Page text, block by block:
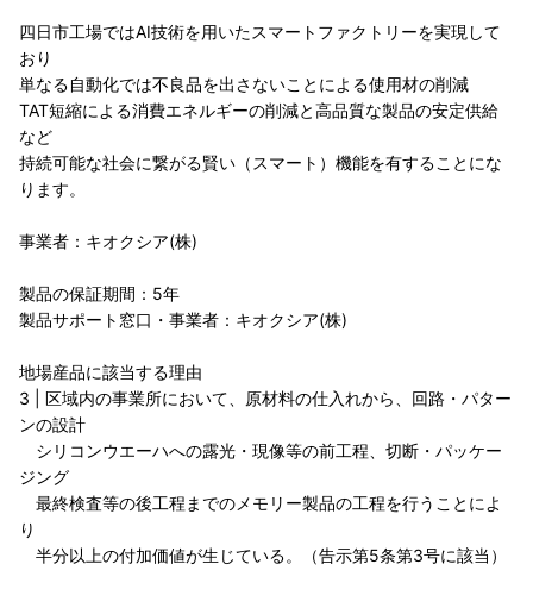
四日市工場ではAI技術を用いたスマートファクトリーを実現して
おり
単なる自動化では不良品を出さないことによる使用材の削減
TAT短縮による消費エネルギーの削減と高品質な製品の安定供給
など
持続可能な社会に繋がる賢い（スマート）機能を有することにな
ります。
事業者：キオクシア(株)
製品の保証期間：5年
製品サポート窓口・事業者：キオクシア(株)
地場産品に該当する理由
3 | 区域内の事業所において、原材料の仕入れから、回路・パター
ンの設計
シリコンウエーハへの露光・現像等の前工程、切断・パッケー
ジング
最終検査等の後工程までのメモリー製品の工程を行うことによ
り
半分以上の付加価値が生じている。（告示第5条第3号に該当）